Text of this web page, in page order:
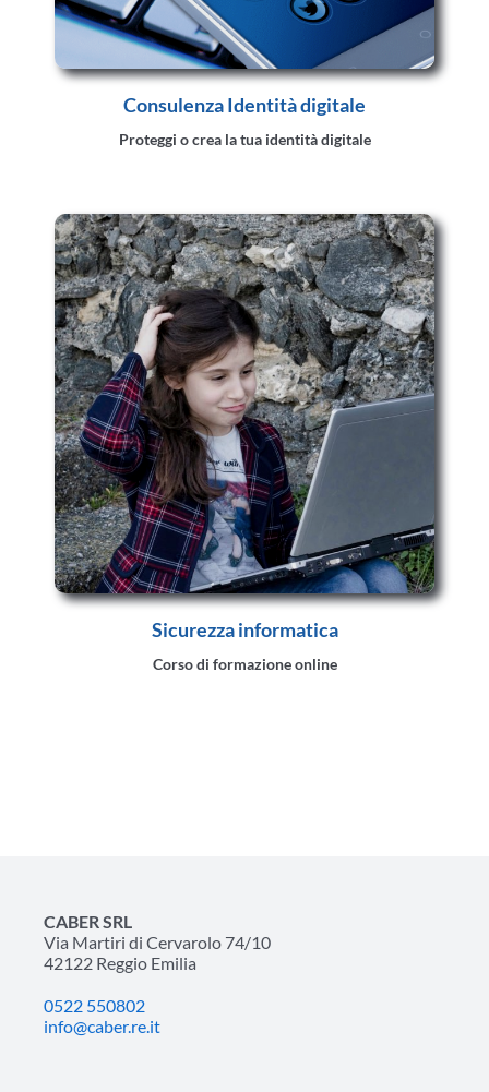
Consulenza Identità digitale
Proteggi o crea la tua identità digitale
Sicurezza informatica
Corso di formazione online
CABER SRL
Via Martiri di Cervarolo 74/10
42122 Reggio Emilia
0522 550802
info@caber.re.it